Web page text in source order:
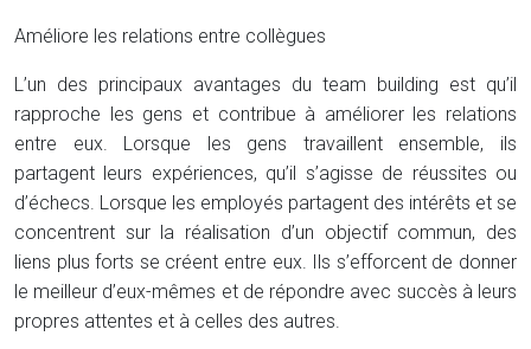
Améliore les relations entre collègues
L’un des principaux avantages du team building est qu’il
rapproche les gens et contribue à améliorer les relations
entre eux. Lorsque les gens travaillent ensemble, ils
partagent leurs expériences, qu’il s’agisse de réussites ou
d’échecs. Lorsque les employés partagent des intérêts et se
concentrent sur la réalisation d’un objectif commun, des
liens plus forts se créent entre eux. Ils s’efforcent de donner
le meilleur d’eux-mêmes et de répondre avec succès à leurs
propres attentes et à celles des autres.